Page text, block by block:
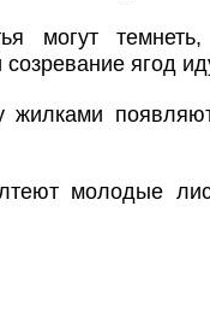
могут темнеть,
ягод
жилками
молодые